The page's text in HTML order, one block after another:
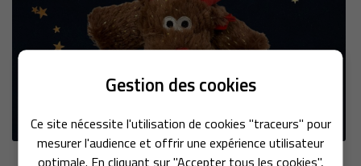
Gestion des cookies
Ce site nécessite l'utilisation de cookies "traceurs" pour
mesurer l'audience et offrir une expérience utilisateur
ACCUEIL
SERVICES
Une question
le formulaire de désinscription.
Inscription